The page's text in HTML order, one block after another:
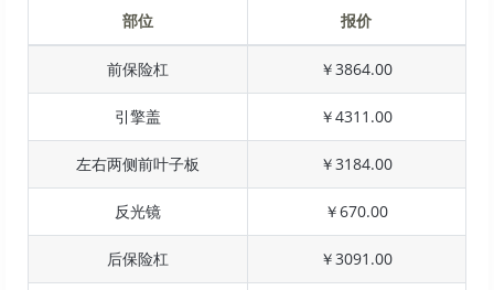
部位 报价
前保险杠 ￥3864.00
引擎盖 ￥4311.00
左右两侧前叶子板 ￥3184.00
反光镜 ￥670.00
后保险杠 ￥3091.00